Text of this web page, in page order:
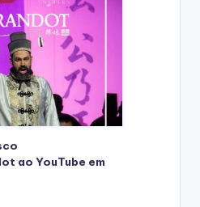
ao YouTube em